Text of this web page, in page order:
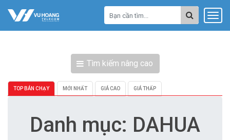
Tìm kiếm nâng cao
TOP BÁN CHẠY MỚI NHẤT GIÁ CAO GIÁ THẤP
Danh mục: DAHUA